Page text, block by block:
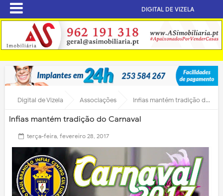
DIGITAL DE VIZELA
Digital de Vizela Associações Infias mantém tradição do Carnaval
Infias mantém tradição do Carnaval
terça-feira, fevereiro 28, 2017